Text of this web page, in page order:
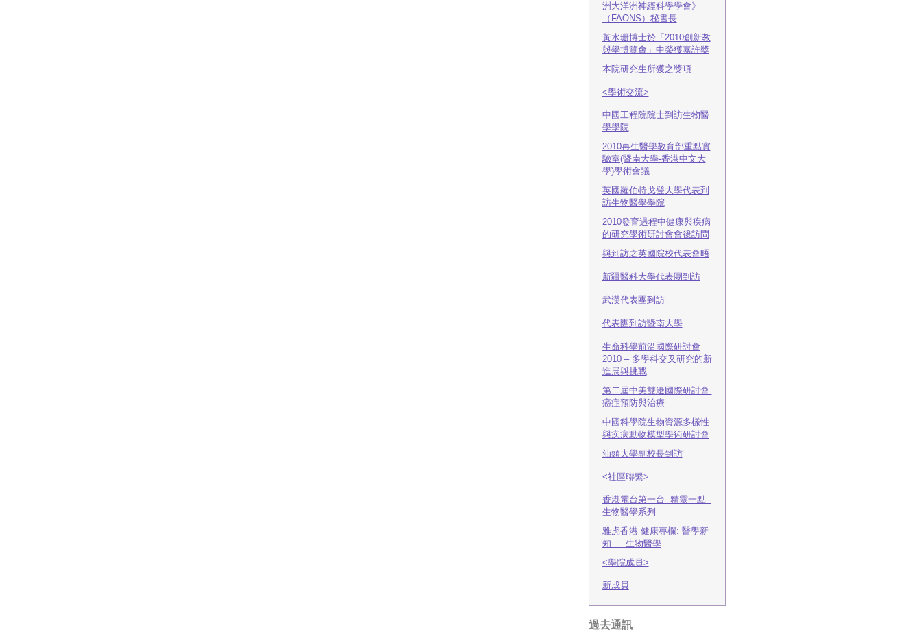
洲大洋洲神經科學學會》
（FAONS）秘書長
黃水珊博士於「2010創新教
與學博覽會」中榮獲嘉許獎
本院研究生所獲之獎項
<學術交流>
中國工程院院士到訪生物醫
學學院
2010再生醫學教育部重點實
驗室(暨南大學-香港中文大
學)學術會議
英國羅伯特戈登大學代表到
訪生物醫學學院
2010發育過程中健康與疾病
的研究學術研討會會後訪問
與到訪之英國院校代表會晤
新疆醫科大學代表團到訪
武漢代表團到訪
代表團到訪暨南大學
生命科學前沿國際研討會
2010 – 多學科交叉研究的新
進展與挑戰
第二屆中美雙邊國際研討會:
癌症預防與治療
中國科學院生物資源多樣性
與疾病動物模型學術研討會
汕頭大學副校長到訪
<社區聯繫>
香港電台第一台: 精靈一點 -
生物醫學系列
雅虎香港 健康專欄: 醫學新
知 — 生物醫學
<學院成員>
新成員
過去通訊